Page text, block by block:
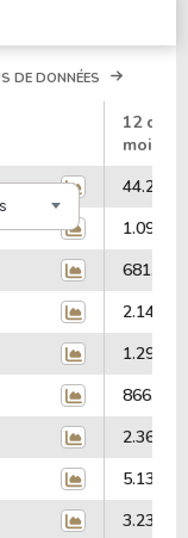
DE DONNÉES
12
mois
44.21
1.09
681.01
2.14
1.29
866.90
2.36%
5.13%
3.23%